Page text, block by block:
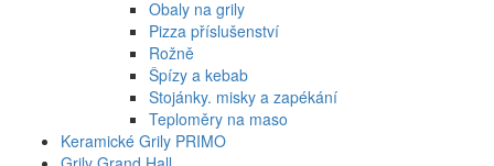
Obaly na grily
Pizza příslušenství
Rožně
Špízy a kebab
Stojánky. misky a zapékání
Teploměry na maso
Keramické Grily PRIMO